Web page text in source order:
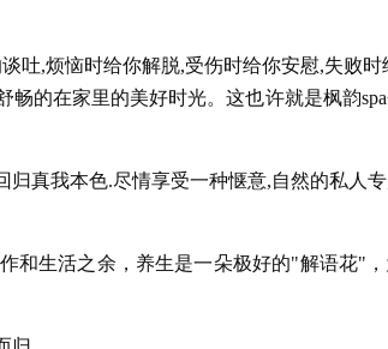
吐,烦恼时给你解脱,受伤时给你安慰,失败时
的在家里的美好时光。这也许就是枫韵
真我本色.尽情享受一种惬意,自然的私人专
和生活之余，养生是一朵极好的"解语花"